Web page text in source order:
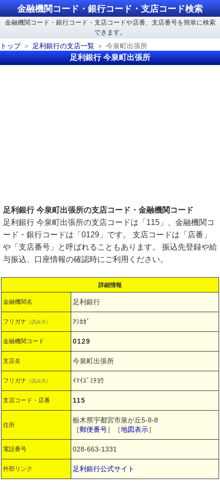
金融機関コード・銀行コード・支店コード検索
金融機関コード・銀行コード・支店コードや店番、支店番号を簡単に検索
できます。
トップ
足利銀行の支店一覧 今泉町出張所
足利銀行 今泉町出張所
足利銀行 今泉町出張所の支店コード・金融機関コード
足利銀行 今泉町出張所の支店コードは「115」、金融機関コ
ード・銀行コードは「0129」です。 支店コードは「店番」
や「支店番号」と呼ばれることもあります。 振込先登録や給
与振込、口座情報の確認時にご利用ください。
詳細情報
金融機関名 足利銀行
フリガナ （読み方） ｱｼｶｶﾞ
金融機関コード 0129
支店名 今泉町出張所
フリガナ （読み方） ｲﾏｲｽﾞﾐﾁﾖｳ
支店コード・店番 115
住所
栃木県宇都宮市泉が丘5-8-8
［郵便番号］［地図表示］
電話番号 028-663-1331
外部リンク 足利銀行公式サイト